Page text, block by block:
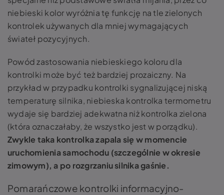
niebieski kolor wyróżnia tę funkcję na tle zielonych
kontrolek używanych dla mniej wymagających
świateł pozycyjnych.
Powód zastosowania niebieskiego koloru dla
kontrolki może być też bardziej prozaiczny. Na
przykład w przypadku kontrolki sygnalizującej niską
temperaturę silnika, niebieska kontrolka termometru
wydaje się bardziej adekwatna niż kontrolka zielona
(która oznaczałaby, że wszystko jest w porządku).
Zwykle taka kontrolka zapala się w momencie
uruchomienia samochodu (szczególnie w okresie
zimowym), a po rozgrzaniu silnika gaśnie.
Pomarańczowe kontrolki informacyjno-